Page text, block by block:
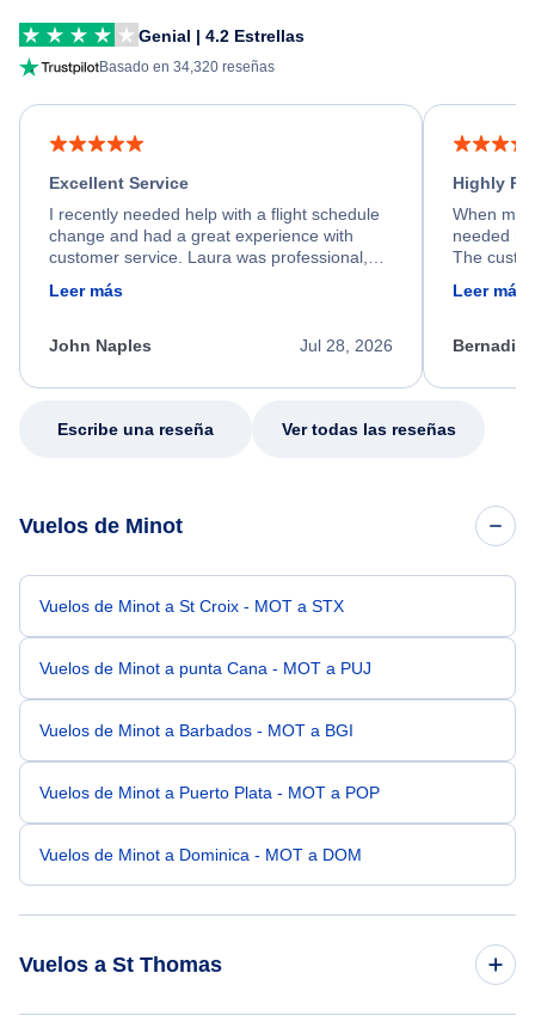
Genial | 4.2 Estrellas
Basado en 34,320 reseñas
Excellent Service
I recently needed help with a flight schedule
change and had a great experience with
customer service. Laura was professional,
friendly, and very helpful throughout the
process. She quickly found a solution and
appreciate her excellent service.
Leer más
Jul 28, 2026
John Naples
Highly
When my
needed
The
calm,
my issue.
Leer más
Escribe una reseña Ver todas las reseñas
Vuelos de Minot
Vuelos de Minot a St Croix - MOT a STX
Vuelos de Minot a punta Cana - MOT a PUJ
Vuelos de Minot a Barbados - MOT a BGI
Vuelos de Minot a Puerto Plata - MOT a POP
Vuelos de Minot a Dominica - MOT a DOM
Vuelos a St Thomas